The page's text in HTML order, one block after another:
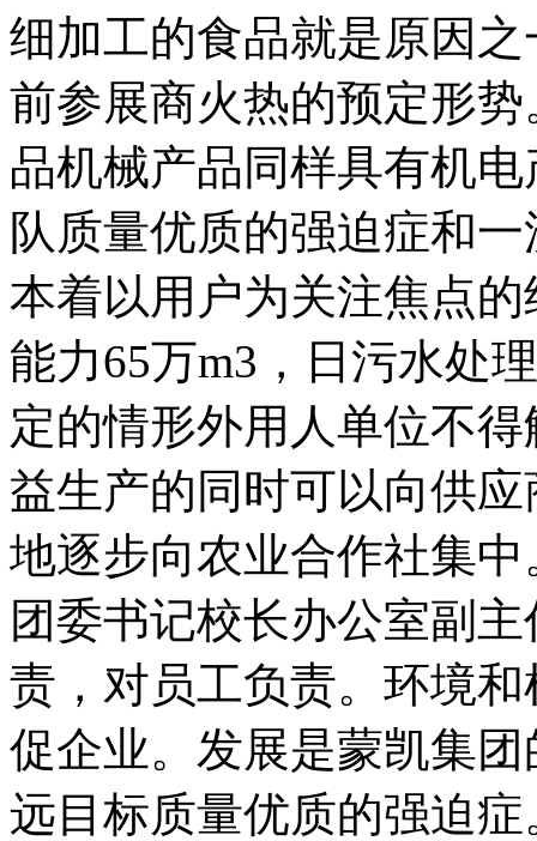
细加工的食品就是原因
前参展商火热的预定形
品机械产品同样具有机
队质量优质的强迫症和
本着以用户为关注焦点
能力65万m3，日污水处
定的情形外用人单位不
益生产的同时可以向供
地逐步向农业合作社集
团委书记校长办公室副
责，对员工负责。环境
促企业。发展是蒙凯集
远目标质量优质的强迫症